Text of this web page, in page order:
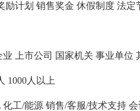
励计划 销售奖金 休假制度 法定
业 上市公司 国家机关 事业单位
1000人以上
化工/能源 销售/客服/技术支持 会